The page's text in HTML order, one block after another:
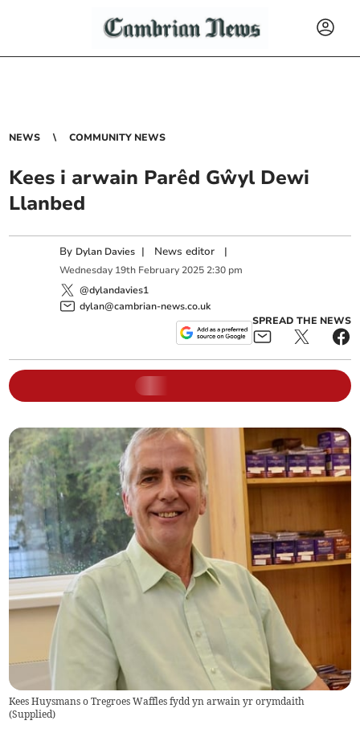
NEWS COMMUNITY NEWS
Kees i arwain Parêd Gŵyl Dewi
Llanbed
By Dylan Davies | News editor |
Wednesday 19th February 2025 2:30 pm
@dylandavies1
dylan@cambrian-news.co.uk
SPREAD THE NEWS
Kees Huysmans o Tregroes Waffles fydd yn arwain yr orymdaith
(Supplied)